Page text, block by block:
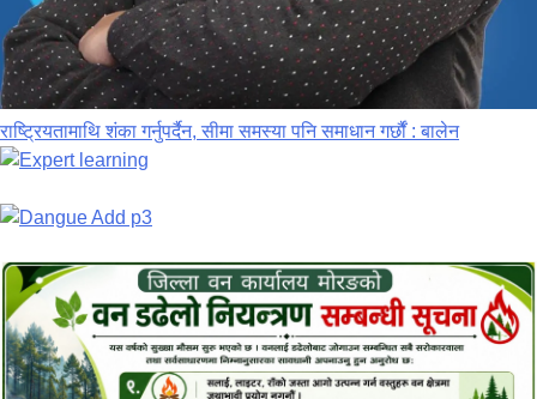
राष्ट्रियतामाथि शंका गर्नुपर्दैन, सीमा समस्या पनि समाधान गर्छौं : बालेन